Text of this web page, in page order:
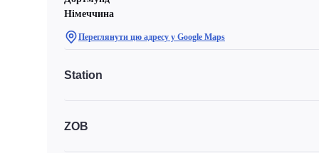
Німеччина
Переглянути цю адресу у Google Maps
Station
ZOB